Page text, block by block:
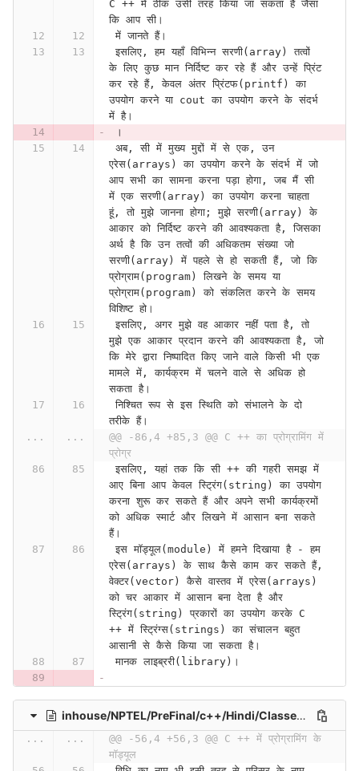
C ++ में ठीक उसी तरह किया जा सकता है जैसा
कि आप सी।
में जानते हैं।
इसलिए, हम यहाँ विभिन्न सरणी(array) तत्वों
के लिए कुछ मान निर्दिष्ट कर रहे हैं और उन्हें प्रिंट
कर रहे हैं, केवल अंतर प्रिंटफ(printf) का
उपयोग करने या cout का उपयोग करने के संदर्भ
में है।
।
एरेस(arrays) का उपयोग करने के संदर्भ में जो
आप सभी का सामना करना पड़ा होगा, जब मैं सी
में एक सरणी(array) का उपयोग करना चाहता
हूं, तो मुझे जानना होगा; मुझे सरणी(array) के
आकार को निर्दिष्ट करने की आवश्यकता है, जिसका
अर्थ है कि उन तत्वों की अधिकतम संख्या जो
सरणी(array) में पहले से हो सकती हैं, जो कि
प्रोग्राम(program) लिखने के समय या
प्रोग्राम(program) को संकलित करने के समय
विशिष्ट हो।
इसलिए, अगर मुझे वह आकार नहीं पता है, तो
मुझे एक आकार प्रदान करने की आवश्यकता है, जो
कि मेरे द्वारा निष्पादित किए जाने वाले किसी भी एक
मामले में, कार्यक्रम में चलने वाले से अधिक हो
सकता है।
निश्चित रूप से इस स्थिति को संभालने के दो
तरीके हैं।
...
...
@@ -86,4 +85,3 @@ C ++ का प्रोग्रामिंग में
प्रोग्र
इसलिए, यहां तक कि सी ++ की गहरी समझ में
आए बिना आप केवल स्ट्रिंग(string) का उपयोग
करना शुरू कर सकते हैं और अपने सभी कार्यक्रमों
को अधिक स्मार्ट और लिखने में आसान बना सकते
हैं।
इस मॉड्यूल(module) में हमने दिखाया है - हम
एरेस(arrays) के साथ कैसे काम कर सकते हैं,
वेक्टर(vector) कैसे वास्तव में एरेस(arrays)
को चर आकार में आसान बना देता है और
स्ट्रिंग(string) प्रकारों का उपयोग करके C
++ में स्ट्रिंग्स(strings) का संचालन बहुत
आसानी से कैसे किया जा सकता है।
मानक लाइब्ररी(library)।
inhouse/NPTEL/PreFinal/c++/Hindi/Classes and Objects (Contd.) (Lecture 20)-urux5ZxeO3k
... ...
@@ -56,4 +56,3 @@ C ++ में प्रोग्रामिंग के
मॉड्यूल